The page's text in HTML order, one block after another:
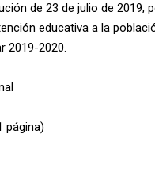
de 23 de julio de 2019,
educativa a la
2019-2020.
página)